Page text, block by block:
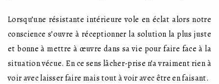
Lorsqu’une résistante intérieure vole en éclat alors notre
conscience s’ouvre à réceptionner la solution la plus juste
et bonne à mettre à œuvre dans sa vie pour faire face à la
situation vécue. En ce sens lâcher-prise n’a vraiment rien à
voir avec laisser faire mais tout à voir avec être en faisant.